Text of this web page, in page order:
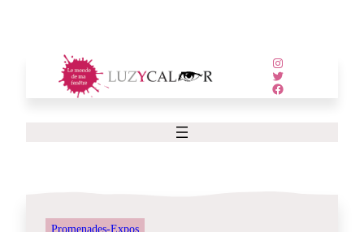
Instagram
Twitter
Facebook
Promenades-Expos